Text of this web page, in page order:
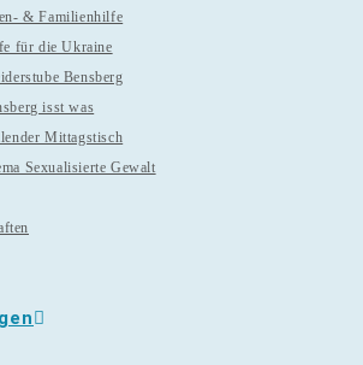
& Familienhilfe
für die Ukraine
Bensberg
isst was
Mittagstisch
Sexualisierte Gewalt